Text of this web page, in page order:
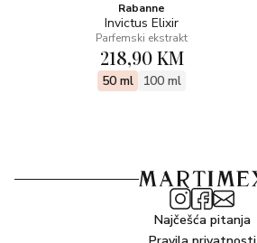
Rabanne
Invictus Elixir
Parfemski ekstrakt
218,90 KM
50 ml 100 ml
Najčešća pitanja